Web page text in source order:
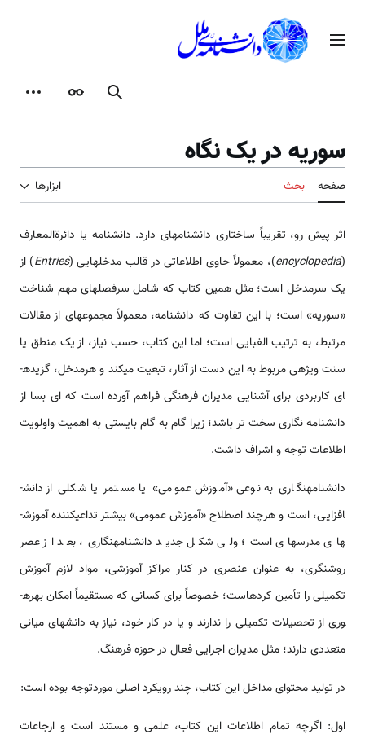
محتوامنوی اصلی
جستجوظاهر
سوریه در یک نگاه
صفحه بحث ابزارها
اثر پیش رو، تقریباً ساختاری دانش­نامه­ای دارد. دانش­نامه یا دائرةالمعارف
(
encyclopedia)، معمولاً حاوی اطلاعاتی در قالب مدخل­هایی (Entries) از
یک سرمدخل است؛ مثل همین کتاب که شامل سرفصل­های مهم شناخت
«سوریه» است؛ با این تفاوت که دانش­نامه، معمولاً مجموعه­ای از مقالات
مرتبط، به ترتیب الفبایی است؛ اما این کتاب، حسب نیاز، از یک منطق یا
سنت ویژه­ی مربوط به این دست از آثار، تبعیت می­کند و هرمدخل، گزیده­
ای کاربردی برای آشنایی مدیران فرهنگی فراهم آورده است که ای بسا از
دانش­نامه نگاری سخت تر باشد؛ زیرا گام به گام بایستی به اهمیت واولویت
اطلاعات توجه و اشراف داشت.
دانش­نامه­نگاری به نوعی «آموزش عمومی» یا مستمر یا شکلی از دانش­
افزایی، است و هرچند اصطلاح «آموزش عمومی» بیشتر تداعی­کننده آموزش­
های مدرسه­ای است؛ ولی شکل جدید دانش­نامه­نگاری، بعد از عصر
روشنگری، به عنوان عنصری در کنار مراکز آموزشی، مواد لازم آموزش
تکمیلی را تأمین کرده­است؛ خصوصاً برای کسانی که مستقیماً امکان بهره­
وری از تحصیلات تکمیلی را ندارند و یا در کار خود، نیاز به دانش­های میانی
متعددی دارند؛ مثل مدیران اجرایی فعال در حوزه فرهنگ.
در تولید محتوای مداخل این کتاب، چند رویکرد اصلی موردتوجه بوده­ است:
اول: اگرچه تمام اطلاعات این کتاب، علمی و مستند است و ارجاعات